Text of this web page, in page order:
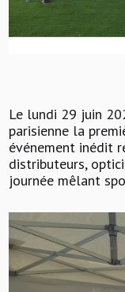
Le lundi 29 juin
parisienne la
événement inédit
distributeurs,
journée mêlant